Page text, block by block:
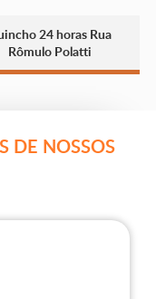
24 horas Rua
Rômulo Polatti
DE NOSSOS